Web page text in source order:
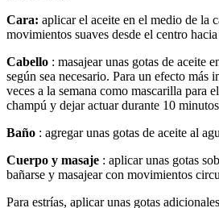
Cara: aplicar el aceite en el medio de la
movimientos suaves desde el centro
Cabello : masajear unas gotas de aceite
según sea necesario. Para un efecto más
veces a la semana como mascarilla para
champú y dejar actuar durante 10
Baño : agregar unas gotas de aceite al
Cuerpo y masaje : aplicar unas gotas
bañarse y masajear con movimientos
Para estrías, aplicar unas gotas